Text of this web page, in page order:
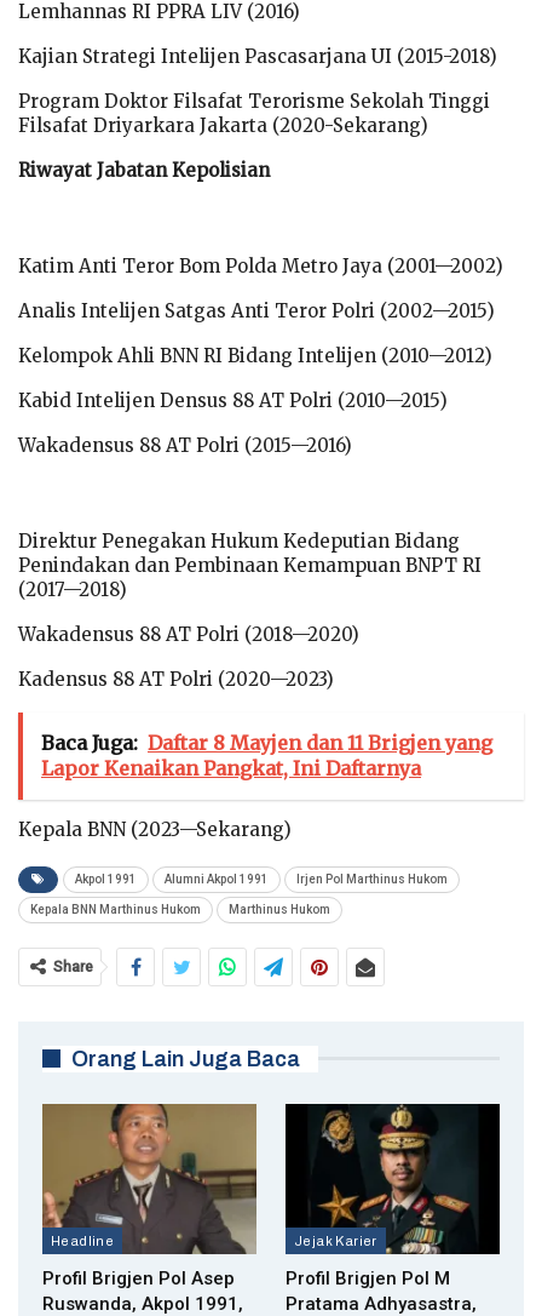
Lemhannas RI PPRA LIV (2016)
Kajian Strategi Intelijen Pascasarjana UI (2015-2018)
Program Doktor Filsafat Terorisme Sekolah Tinggi
Filsafat Driyarkara Jakarta (2020-Sekarang)
Riwayat Jabatan Kepolisian
Katim Anti Teror Bom Polda Metro Jaya (2001—2002)
Analis Intelijen Satgas Anti Teror Polri (2002—2015)
Kelompok Ahli BNN RI Bidang Intelijen (2010—2012)
Kabid Intelijen Densus 88 AT Polri (2010—2015)
Wakadensus 88 AT Polri (2015—2016)
Direktur Penegakan Hukum Kedeputian Bidang
Penindakan dan Pembinaan Kemampuan BNPT RI
(2017—2018)
Wakadensus 88 AT Polri (2018—2020)
Kadensus 88 AT Polri (2020—2023)
Baca Juga: Daftar 8 Mayjen dan 11 Brigjen yang
Lapor Kenaikan Pangkat, Ini Daftarnya
Kepala BNN (2023—Sekarang)
Akpol 1991 Alumni Akpol 1991 Irjen Pol Marthinus Hukom
Kepala BNN Marthinus Hukom Marthinus Hukom
Share
Orang Lain Juga Baca
Headline
Profil Brigjen Pol Asep
Ruswanda, Akpol 1991,
Jejak Karier
Profil Brigjen Pol M
Pratama Adhyasastra,